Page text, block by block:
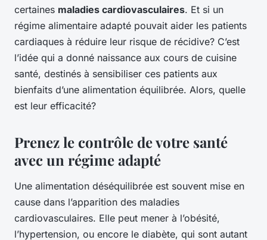
certaines maladies cardiovasculaires. Et si un
régime alimentaire adapté pouvait aider les patients
cardiaques à réduire leur risque de récidive? C’est
l’idée qui a donné naissance aux cours de cuisine
santé, destinés à sensibiliser ces patients aux
bienfaits d’une alimentation équilibrée. Alors, quelle
est leur efficacité?
Prenez le contrôle de votre santé
avec un régimeadapté
Une alimentation déséquilibrée est souvent mise en
cause dans l’apparition des maladies
cardiovasculaires. Elle peut mener à l’obésité,
l’hypertension, ou encore le diabète, qui sont autant